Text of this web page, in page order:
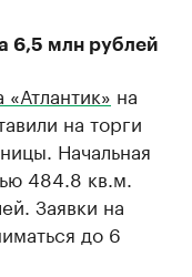
6,5 млн рублей
на
на торги
Начальная
484.8 кв.м.
Заявки на
до 6